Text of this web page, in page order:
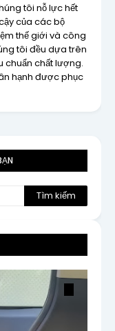
tôi nỗ lực hết
của các bộ
thế giới và công
tôi đều dựa trên
chuẩn chất lượng.
hạnh được phục